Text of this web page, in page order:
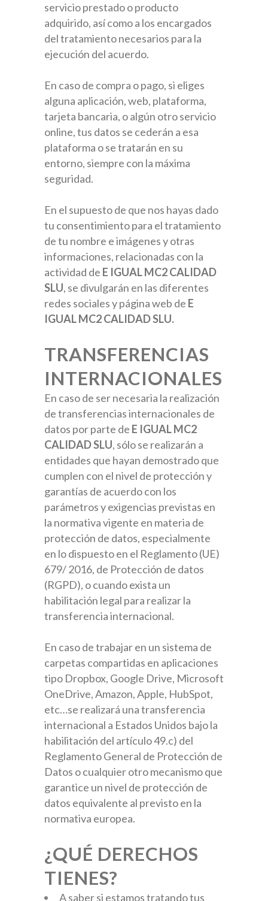
servicio prestado o producto
adquirido, así como a los encargados
del tratamiento necesarios para la
ejecución del acuerdo.
En caso de compra o pago, si eliges
alguna aplicación, web, plataforma,
tarjeta bancaria, o algún otro servicio
online, tus datos se cederán a esa
plataforma o se tratarán en su
entorno, siempre con la máxima
seguridad.
En el supuesto de que nos hayas dado
tu consentimiento para el tratamiento
de tu nombre e imágenes y otras
informaciones, relacionadas con la
actividad de E IGUAL MC2 CALIDAD
SLU, se divulgarán en las diferentes
redes sociales y página web de E
IGUAL MC2 CALIDAD SLU.
TRANSFERENCIAS
INTERNACIONALES
En caso de ser necesaria la realización
de transferencias internacionales de
datos por parte de E IGUAL MC2
CALIDAD SLU, sólo se realizarán a
entidades que hayan demostrado que
cumplen con el nivel de protección y
garantías de acuerdo con los
parámetros y exigencias previstas en
la normativa vigente en materia de
protección de datos, especialmente
en lo dispuesto en el Reglamento (UE)
679/ 2016, de Protección de datos
(RGPD), o cuando exista un
habilitación legal para realizar la
transferencia internacional.
En caso de trabajar en un sistema de
carpetas compartidas en aplicaciones
tipo Dropbox, Google Drive, Microsoft
OneDrive, Amazon, Apple, HubSpot,
etc…se realizará una transferencia
internacional a Estados Unidos bajo la
habilitación del artículo 49.c) del
Reglamento General de Protección de
Datos o cualquier otro mecanismo que
garantice un nivel de protección de
datos equivalente al previsto en la
normativa europea.
¿QUÉ DERECHOS
TIENES?
A saber si estamos tratando tus